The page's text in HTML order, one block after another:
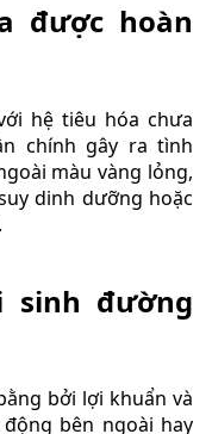
được hoàn
hệ tiêu hóa chưa
chính gây ra tình
màu vàng lỏng,
dinh dưỡng hoặc
sinh đường
bởi lợi khuẩn và
bên ngoài hay